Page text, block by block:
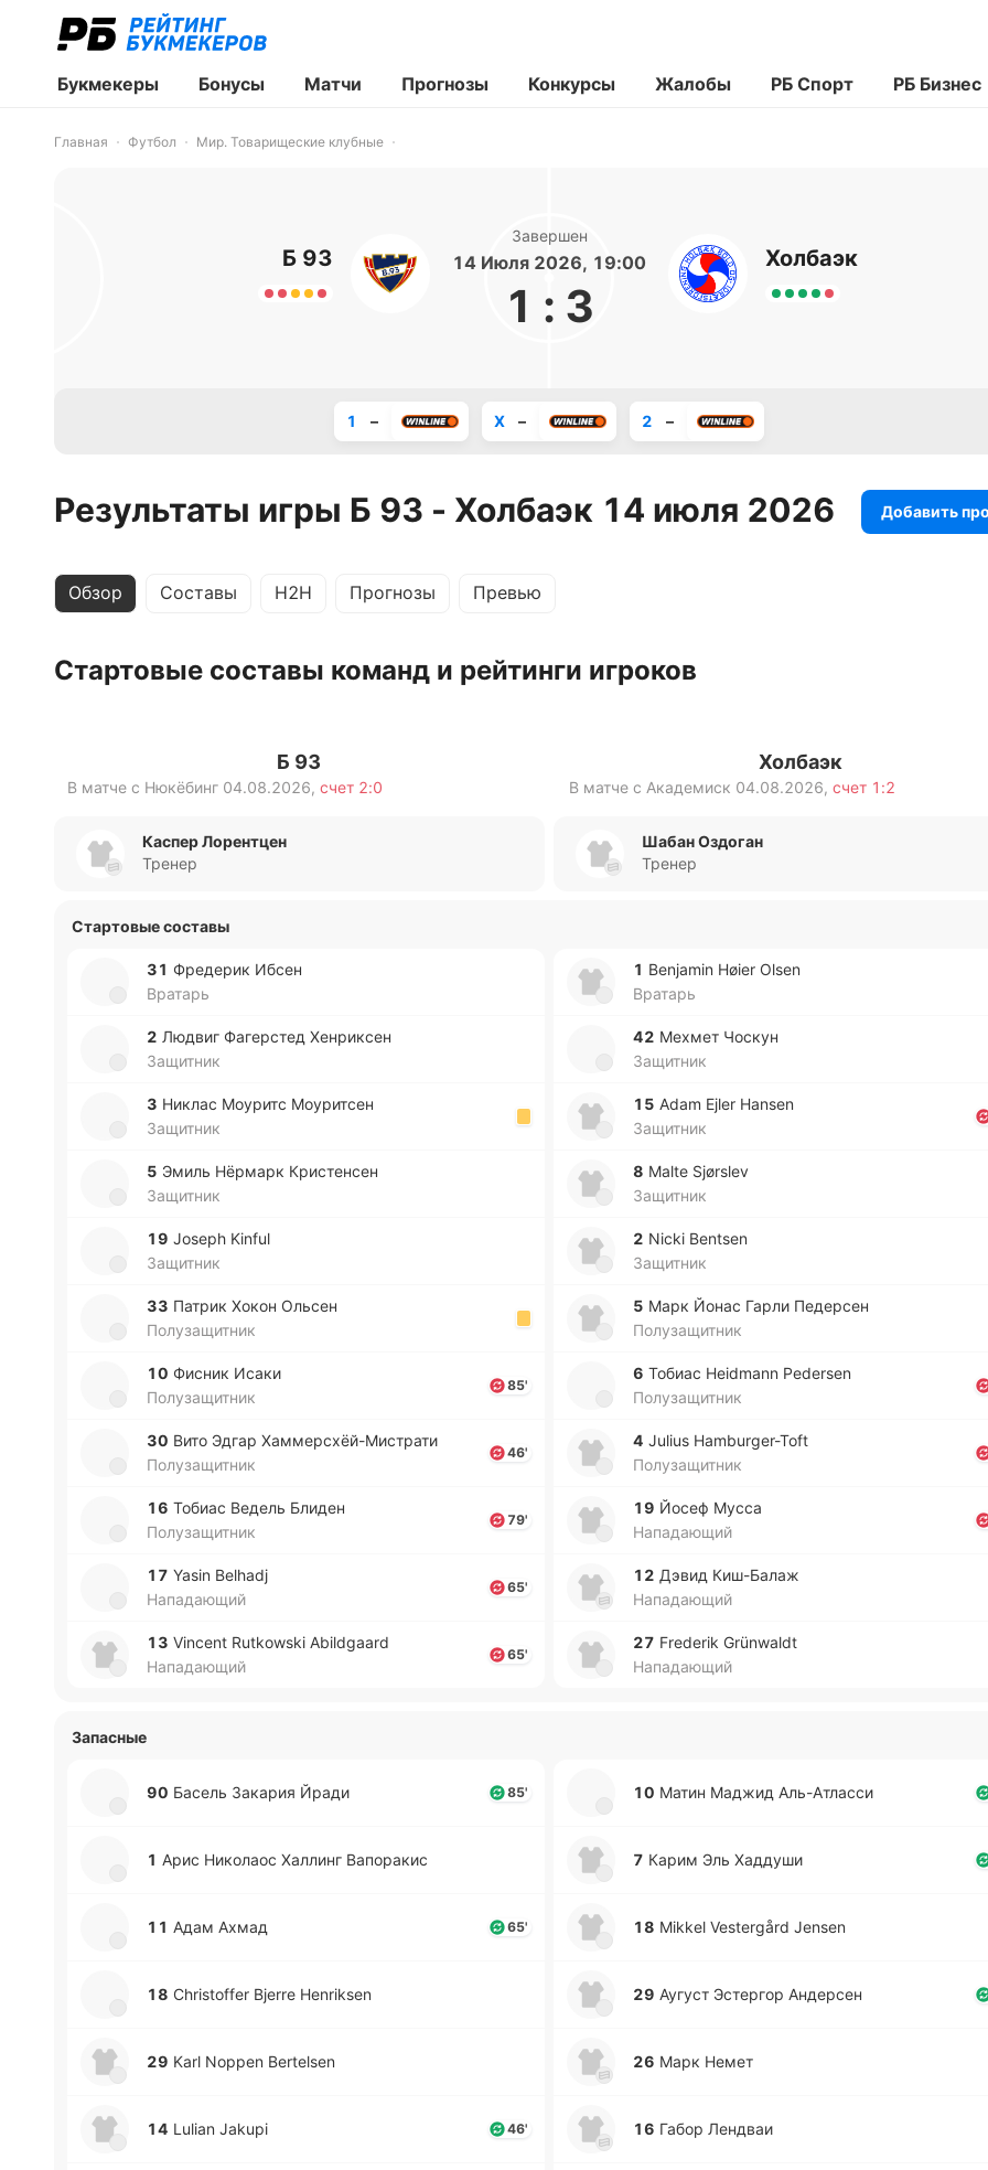
Букмекеры Бонусы Матчи Прогнозы Конкурсы Жалобы РБ Спорт РБ Бизнес
Главная Футбол Мир. Товарищеские клубные
Б 93
Завершен
14 Июля 2026, 19:00
1 : 3
Холбаэк
1 – X – 2 –
Результаты игры Б 93 - Холбаэк 14 июля 2026 Добавить
Обзор Составы H2H Прогнозы Превью
Стартовые составы команд и рейтинги игроков
Б 93
В матче с Нюкёбинг 04.08.2026, счет 2:0
Холбаэк
В матче с Академиск 04.08.2026, счет 1:2
Каспер Лорентцен
Тренер
Шабан Оздоган
Тренер
Стартовые составы
31 Фре­де­рик Ибсен
Вратарь
2 Людвиг Фа­ге­рстед Хе­нри­ксен
Защитник
3 Никлас Моу­ритс Моу­ри­тсен
Защитник
5 Эмиль Нё­рмарк Кри­сте­нсен
Защитник
19 Joseph Kinful
Защитник
33 Патрик Хокон Ольсен
Полузащитник
10 Фисник Исаки
Полузащитник
85'
30 Вито Эдгар Ха­мме­рсхёй­-Ми­стра­ти
Полузащитник
46'
16 Тобиас Ведель Блиден
Полузащитник
79'
17 Yasin Belhadj
Нападающий
65'
13 Vincent Rutkowski Abildgaard
Нападающий
65'
1 Benjamin Høier Olsen
Вратарь
42 Мехмет Чоскун
Защитник
15 Adam Ejler Hansen
Защитник
8 Malte Sjørslev
Защитник
2 Nicki Bentsen
Защитник
5 Марк Йонас Гарли Пе­де­рсен
Полузащитник
6 Тобиас Heidmann Pedersen
Полузащитник
4 Julius Hamburger-Toft
Полузащитник
19 Йосеф Мусса
Нападающий
12 Дэвид Ки­ш-Ба­лаж
Нападающий
27 Frederik Grünwaldt
Нападающий
Запасные
90 Басель За­ка­рия Йради 85'
1 Арис Ни­ко­лаос Ха­ллинг Ва­по­ра­кис
11 Адам Ахмад 65'
18 Christoffer Bjerre Henriksen
29 Karl Noppen Bertelsen
14 Lulian Jakupi 46'
10 Матин Маджид Аль-А­тла­сси
7 Карим Эль Ха­дду­ши
18 Mikkel Vestergård Jensen
29 Аугуст Эсте­ргор Анде­рсен
26 Марк Немет
16 Габор Ле­ндваи